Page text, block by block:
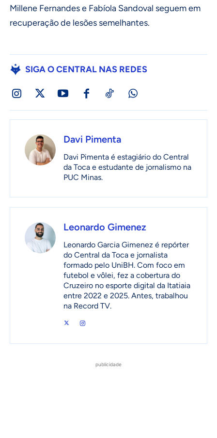
Millene Fernandes e Fabíola Sandoval seguem em
recuperação de lesões semelhantes.
SIGA O CENTRAL NAS REDES
Davi Pimenta
Davi Pimenta é estagiário do Central
da Toca e estudante de jornalismo na
PUC Minas.
Leonardo Gimenez
Leonardo Garcia Gimenez é repórter
do Central da Toca e jornalista
formado pelo UniBH. Com foco em
futebol e vôlei, fez a cobertura do
Cruzeiro no esporte digital da Itatiaia
entre 2022 e 2025. Antes, trabalhou
na Record TV.
publicidade